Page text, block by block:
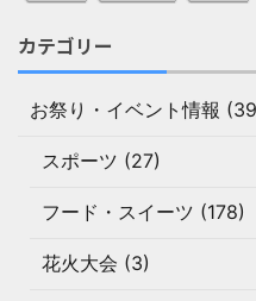
カテゴリー
お祭り・イベント情報
スポーツ (27)
フード・スイーツ (178)
花火大会 (3)